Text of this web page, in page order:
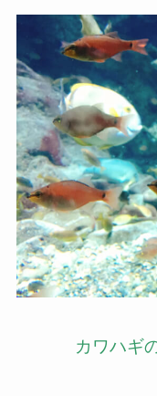
カワハギ